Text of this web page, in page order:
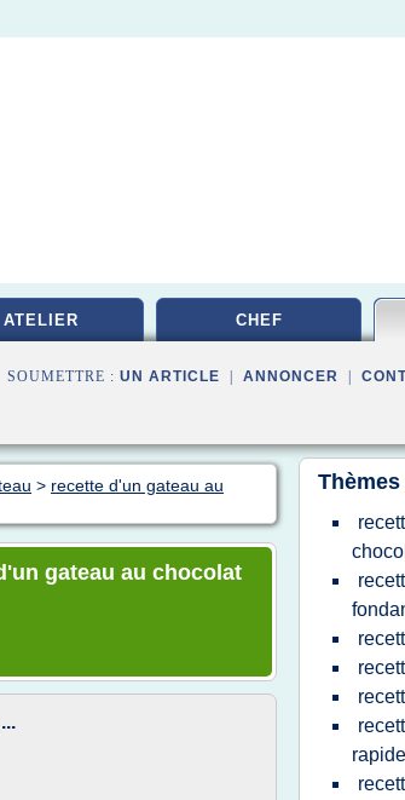
ATELIER CHEF
: UN ARTICLE ANNONCER
> recette d'un gateau au
gateau au chocolat
rapide